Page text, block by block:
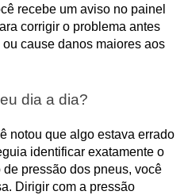
recebe um aviso no painel
corrigir o problema antes
cause danos maiores aos
dia a dia?
notou que algo estava errado
identificar exatamente o
pressão dos pneus, você
Dirigir com a pressão